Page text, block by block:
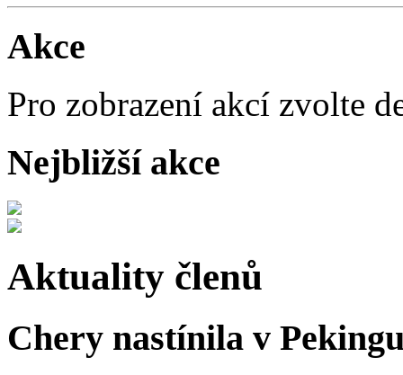
Akce
Pro zobrazení akcí zvolte
Nejbližší akce
Aktuality členů
Chery nastínila v